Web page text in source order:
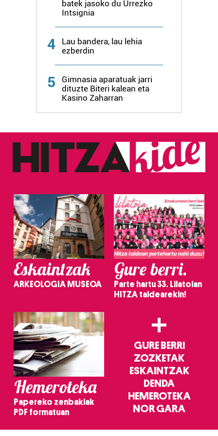
datuen atalean. Edozein unetan alda edo ken dezakezu
zure baimena Cookieen adierazpenean.
Webgune honek cookie propioak eta hirugarrenen cookie-
fitxategiak erabiltzen ditu. Zure esperientzia eta
erabiltzeko baimen esplizitua ematen diguzu.
batek jasoko du Urrezko
Intsignia
4
Lau bandera, lau lehia
ezberdin
5
Gimnasia aparatuak jarri
dituzte Biteri kalean eta
Kasino Zaharran
Eskaintzak
ARKEOLOGIA MUSEOA
Gure berri.
Parte hartu 33. Lilatoian
HITZA taldearekin!
Hemeroteka
Papereko zenbakiak
PDF formatuan
+
GURE BERRI
ZOZKETAK
ESKAINTZAK
DENDA
HEMEROTEKA
NOR GARA